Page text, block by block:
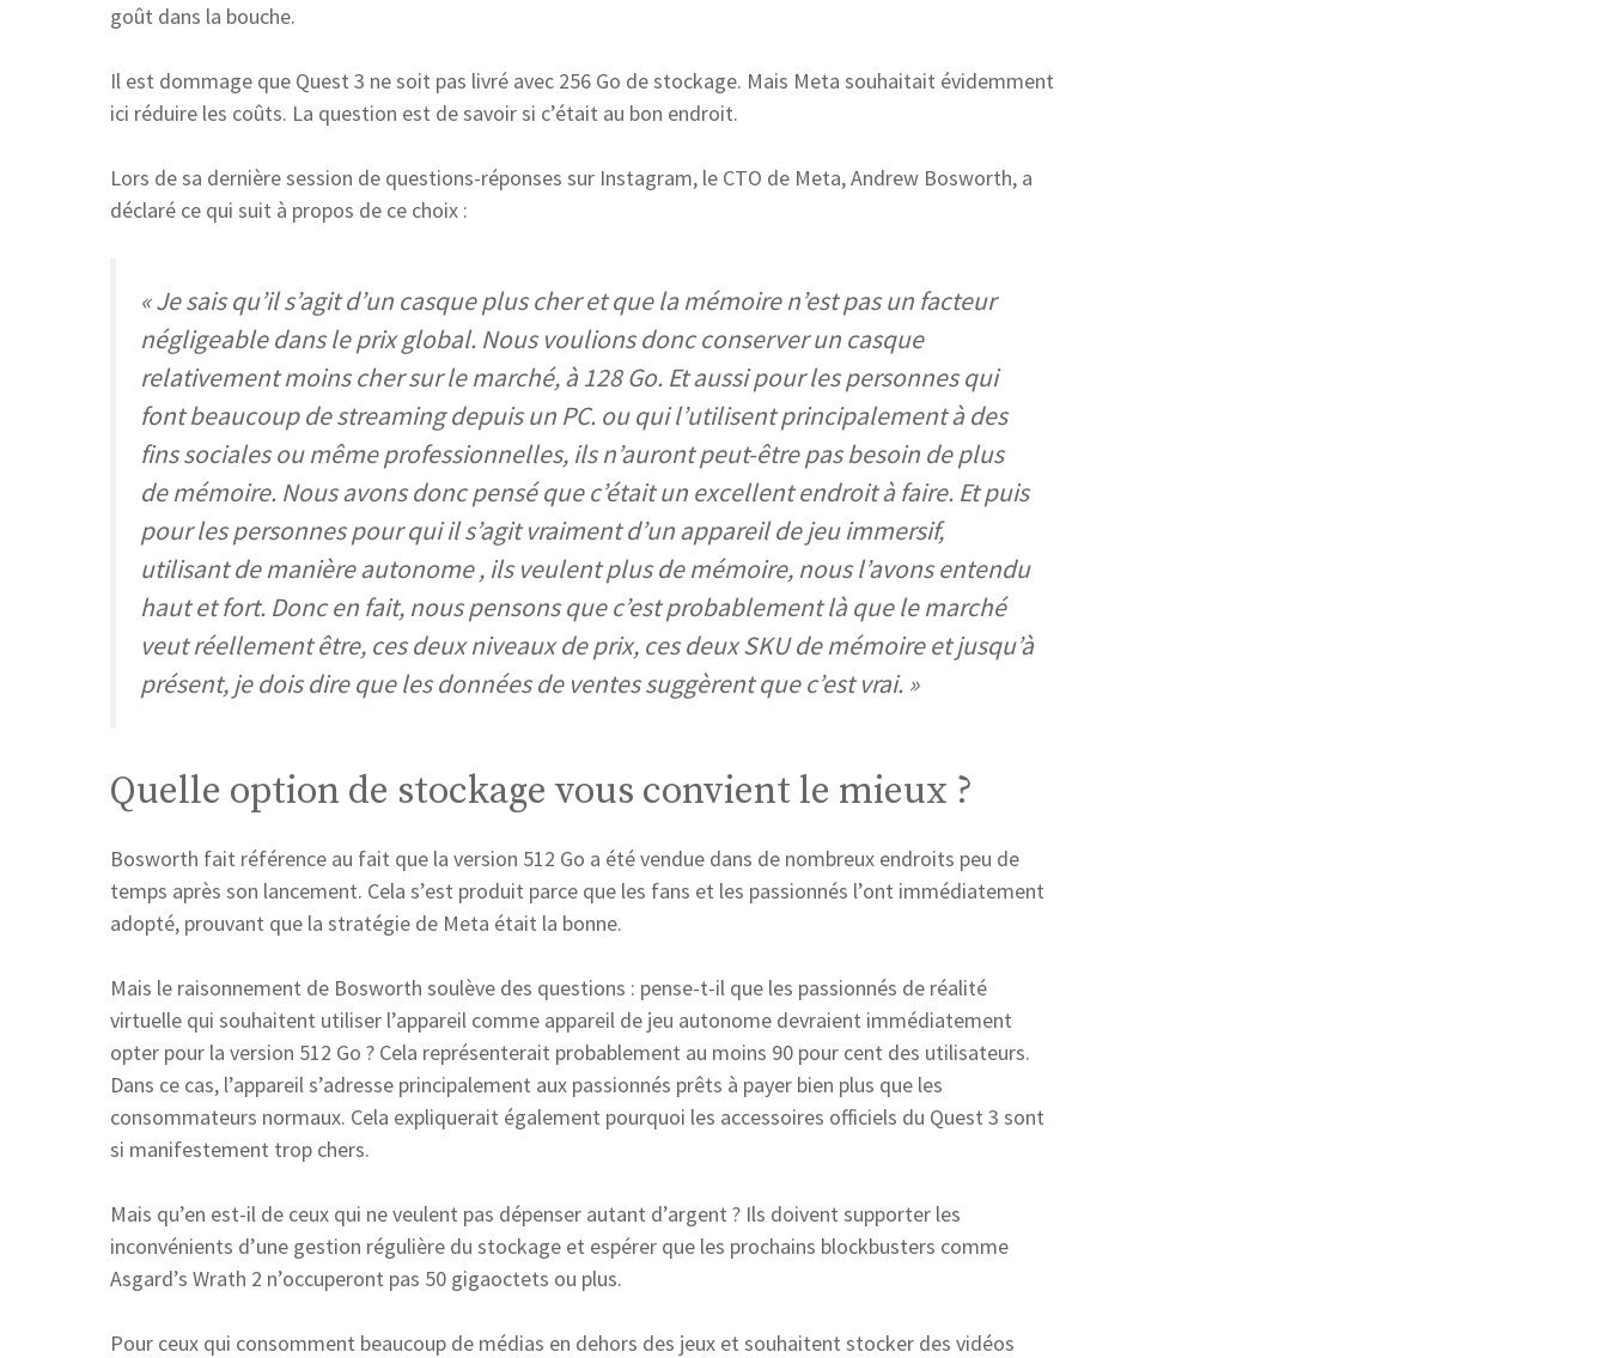
goût dans la bouche.
Il est dommage que Quest 3 ne soit pas livré avec 256 Go de stockage. Mais Meta souhaitait évidemment
ici réduire les coûts. La question est de savoir si c’était au bon endroit.
Lors de sa dernière session de questions-réponses sur Instagram, le CTO de Meta, Andrew Bosworth, a
déclaré ce qui suit à propos de ce choix :
« Je sais qu’il s’agit d’un casque plus cher et que la mémoire n’est pas un facteur
négligeable dans le prix global. Nous voulions donc conserver un casque
relativement moins cher sur le marché, à 128 Go. Et aussi pour les personnes qui
font beaucoup de streaming depuis un PC. ou qui l’utilisent principalement à des
fins sociales ou même professionnelles, ils n’auront peut-être pas besoin de plus
de mémoire. Nous avons donc pensé que c’était un excellent endroit à faire. Et puis
pour les personnes pour qui il s’agit vraiment d’un appareil de jeu immersif,
utilisant de manière autonome , ils veulent plus de mémoire, nous l’avons entendu
haut et fort. Donc en fait, nous pensons que c’est probablement là que le marché
veut réellement être, ces deux niveaux de prix, ces deux SKU de mémoire et jusqu’à
présent, je dois dire que les données de ventes suggèrent que c’est vrai. »
Quelle option de stockage vous convient le mieux ?
Bosworth fait référence au fait que la version 512 Go a été vendue dans de nombreux endroits peu de
temps après son lancement. Cela s’est produit parce que les fans et les passionnés l’ont immédiatement
adopté, prouvant que la stratégie de Meta était la bonne.
Mais le raisonnement de Bosworth soulève des questions : pense-t-il que les passionnés de réalité
virtuelle qui souhaitent utiliser l’appareil comme appareil de jeu autonome devraient immédiatement
opter pour la version 512 Go ? Cela représenterait probablement au moins 90 pour cent des utilisateurs.
Dans ce cas, l’appareil s’adresse principalement aux passionnés prêts à payer bien plus que les
consommateurs normaux. Cela expliquerait également pourquoi les accessoires officiels du Quest 3 sont
si manifestement trop chers.
Mais qu’en est-il de ceux qui ne veulent pas dépenser autant d’argent ? Ils doivent supporter les
inconvénients d’une gestion régulière du stockage et espérer que les prochains blockbusters comme
Asgard’s Wrath 2 n’occuperont pas 50 gigaoctets ou plus.
Pour ceux qui consomment beaucoup de médias en dehors des jeux et souhaitent stocker des vidéos